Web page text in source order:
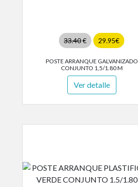
33.40€ 29.95€
POSTE ARRANQUE GALVANIZADO
CONJUNTO 1,5/1.80 M
Ver detalle